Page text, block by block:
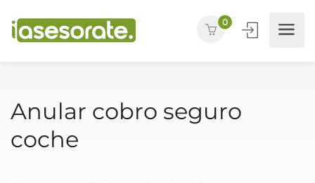
0
Anular cobro seguro
coche